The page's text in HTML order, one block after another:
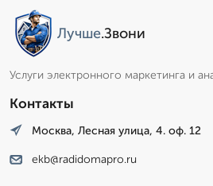
Лучше.Звони
Услуги электронного маркетинга и
Контакты
Москва, Лесная улица, 4. оф. 12
ekb@radidomapro.ru